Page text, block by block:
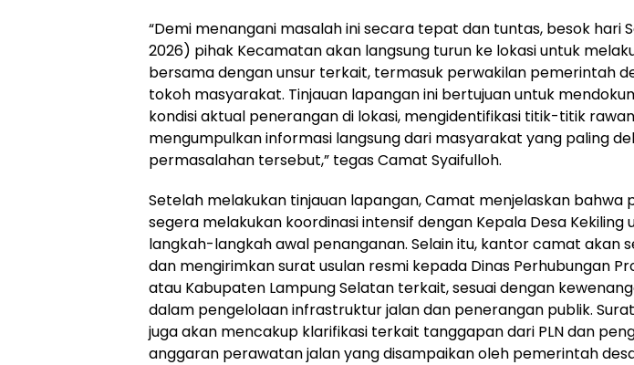
“Demi menangani masalah ini secara tepat dan tuntas, besok hari
2026) pihak Kecamatan akan langsung turun ke lokasi untuk
bersama dengan unsur terkait, termasuk perwakilan pemerintah
tokoh masyarakat. Tinjauan lapangan ini bertujuan untuk
kondisi aktual penerangan di lokasi, mengidentifikasi titik-titik
mengumpulkan informasi langsung dari masyarakat yang paling
permasalahan tersebut,” tegas Camat Syaifulloh.
Setelah melakukan tinjauan lapangan, Camat menjelaskan bahwa
segera melakukan koordinasi intensif dengan Kepala Desa Kekiling
langkah-langkah awal penanganan. Selain itu, kantor camat akan
dan mengirimkan surat usulan resmi kepada Dinas Perhubungan
atau Kabupaten Lampung Selatan terkait, sesuai dengan
dalam pengelolaan infrastruktur jalan dan penerangan publik.
juga akan mencakup klarifikasi terkait tanggapan dari PLN dan
anggaran perawatan jalan yang disampaikan oleh pemerintah